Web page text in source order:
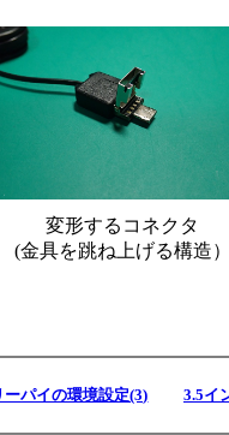
変形するコネクタ
(金具を跳ね上げる構造
ーパイの環境設定(3) 3.5イ